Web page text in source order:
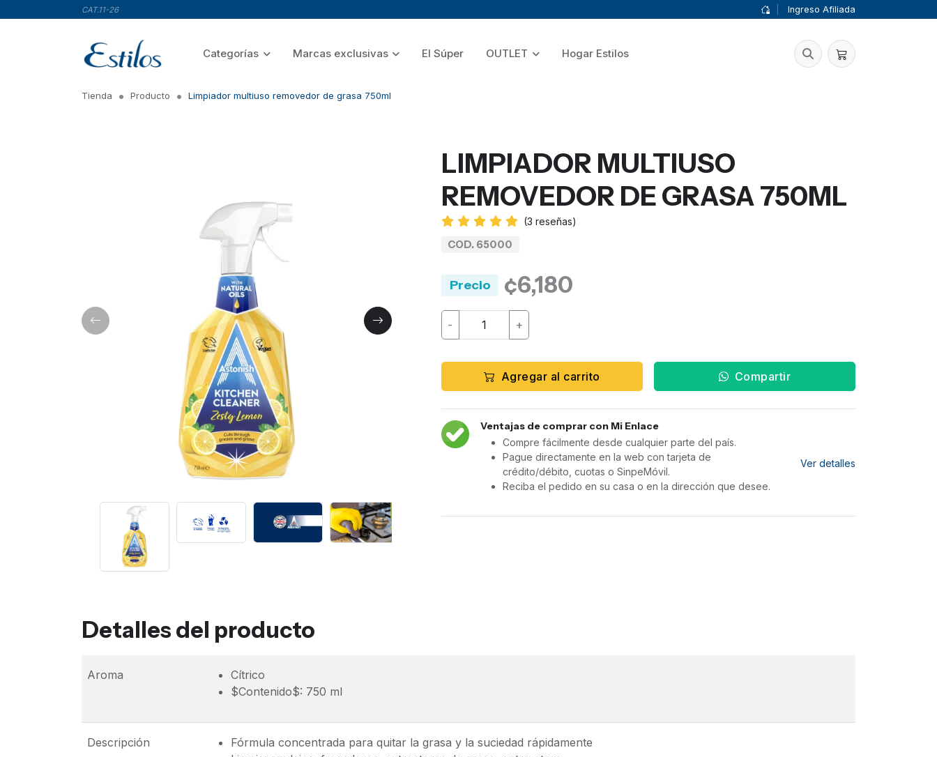
CAT.11-26 Ingreso Afiliada
Categorías Marcas exclusivas El Súper OUTLET Hogar Estilos
Tienda Producto Limpiador multiuso removedor de grasa 750ml
LIMPIADOR MULTIUSO
REMOVEDOR DE GRASA 750ML
(3 reseñas)
COD. 65000
Precio ¢6,180
- +
Agregar al carrito Compartir
Ventajas de comprar con Mi Enlace
Compre fácilmente desde cualquier parte del país.
Pague directamente en la web con tarjeta de
crédito/débito, cuotas o SinpeMóvil.
Reciba el pedido en su casa o en la dirección que desee.
Ver detalles
Detalles del producto
Aroma
Cítrico
$Contenido$: 750 ml
Descripción
Fórmula concentrada para quitar la grasa y la suciedad rápidamente